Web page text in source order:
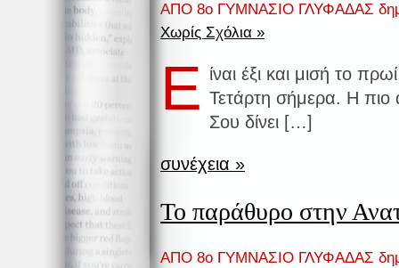
ΑΠΟ 8ο ΓΥΜΝΑΣΙΟ ΓΛΥΦΑΔΑΣ
Χωρίς Σχόλια »
Ε ίναι έξι και μισή το
Τετάρτη σήμερα. Η πιο
Σου δίνει […]
συνέχεια »
Το παράθυρο στην
ΑΠΟ 8ο ΓΥΜΝΑΣΙΟ ΓΛΥΦΑΔΑΣ